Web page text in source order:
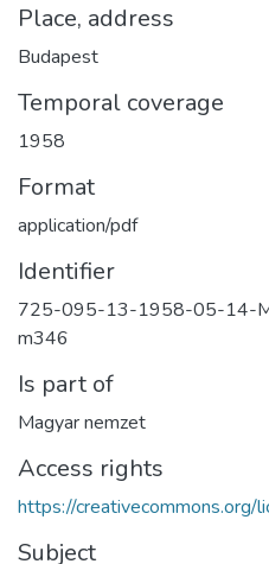
Place, address
Budapest
Temporal coverage
1958
Format
application/pdf
Identifier
725-095-13-1958-05-14-
m346
Is part of
Magyar nemzet
Access rights
https://creativecommons.org/
Subject